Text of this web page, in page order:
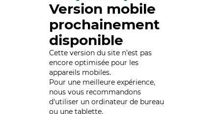
Version mobile
prochainement
disponible
Cette version du site n’est pas
encore optimisée pour les
appareils mobiles.
Pour une meilleure expérience,
nous vous recommandons
d'utiliser un ordinateur de bureau
ou une tablette.